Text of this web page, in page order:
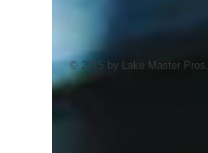
© 2015 by Lake Master Pros.